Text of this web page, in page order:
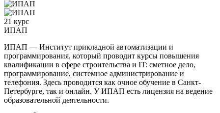
21 курс
ИПАП
ИПАП — Институт прикладной автоматизации и
программирования, который проводит курсы повышения
квалификации в сфере строительства и IT: сметное дело,
программирование, системное администрирование и
телефония. Здесь проводится как очное обучение в Санкт-
Петербурге, так и онлайн. У ИПАП есть лицензия на ведение
образовательной деятельности.